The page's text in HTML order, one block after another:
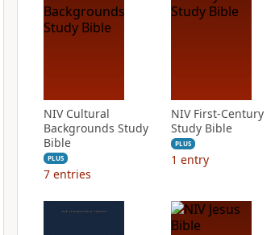
NIV Cultural
Backgrounds Study
Bible
PLUS
7 entries
NIV First-Century
Study Bible
PLUS
1 entry